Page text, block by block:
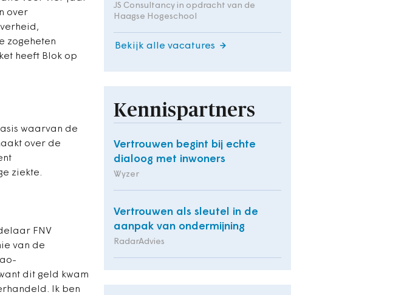
JS Consultancy in opdracht van de
Haagse Hogeschool
Bekijk alle vacatures
Kennispartners
Vertrouwen begint bij echte
dialoog met inwoners
Wyzer
Vertrouwen als sleutel in de
aanpak van ondermijning
RadarAdvies
over
zogeheten
heeft Blok op
waarvan de
over de
ziekte.
FNV
van de
dit geld kwam
Ik ben